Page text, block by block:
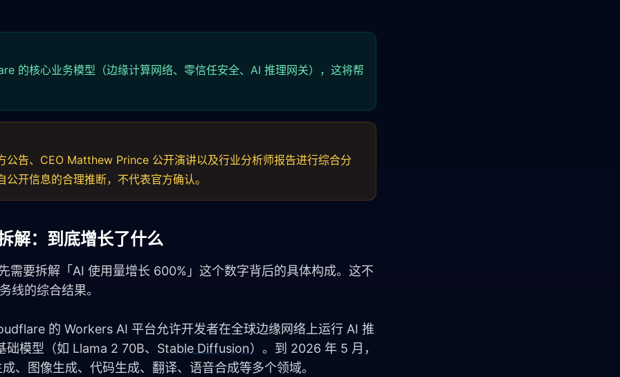
的核心业务模型（边缘计算网络、零信任安全、AI 推理网关），这将帮
告、CEO Matthew Prince 公开演讲以及行业分析师报告进行综合分
开信息的合理推断，不代表官方确认。
解：到底增长了什么
需要拆解「AI 使用量增长 600%」这个数字背后的具体构成。这不
线的综合结果。
的 Workers AI 平台允许开发者在全球边缘网络上运行 AI 推
模型（如 Llama 2 70B、 Stable Diffusion）。到 2026 年 5 月，
、图像生成、代码生成、翻译、语音合成等多个领域。